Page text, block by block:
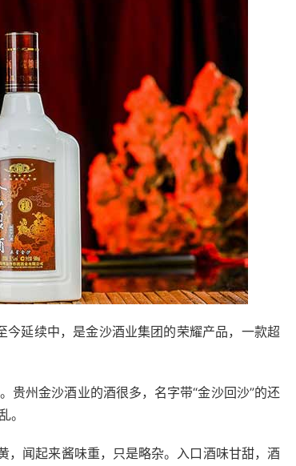
延续中，是金沙酒业集团的荣耀产品，一款超
贵州金沙酒业的酒很多，名字带“金沙回沙”的还
。
，闻起来酱味重，只是略杂。入口酒味甘甜，酒